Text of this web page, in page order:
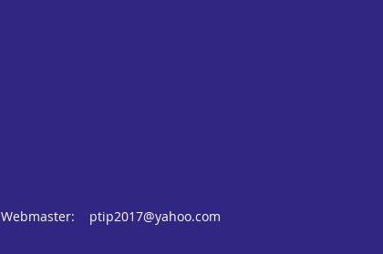
Webmaster: ptip2017@yahoo.com